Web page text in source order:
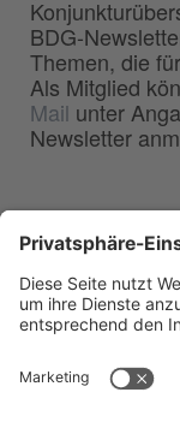
BDG-
Themen, die
Als Mitglied
Mail unter
Newsletter
Deutschen